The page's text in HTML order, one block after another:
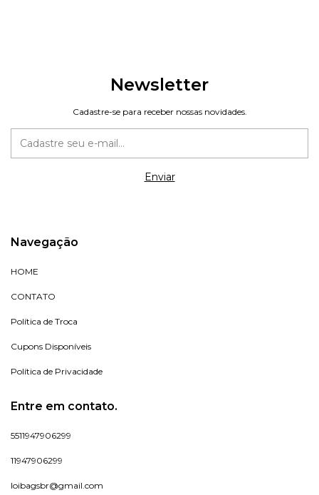
Newsletter
Cadastre-se para receber nossas novidades.
Navegação
HOME
CONTATO
Política de Troca
Cupons Disponíveis
Política de Privacidade
Entre em contato.
5511947906299
11947906299
loibagsbr@gmail.com